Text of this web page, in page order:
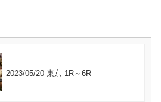
2023/05/20 東京 1R～6R